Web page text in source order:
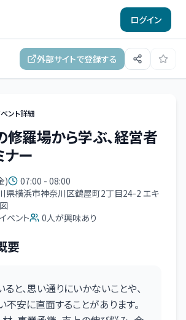
ログイン
外部サイトで登録する
ント詳細
羅場から学ぶ、経営者
ナー
)
07:00 - 08:00
県横浜市神奈川区鶴屋町2丁目24-2 エキ
ベント
0人が興味あり
要
と、思い通りにいかないことや、
不安に直面することがあります。